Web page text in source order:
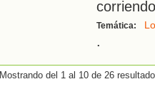
Temática:
.
Mostrando del 1 al 10 de 26